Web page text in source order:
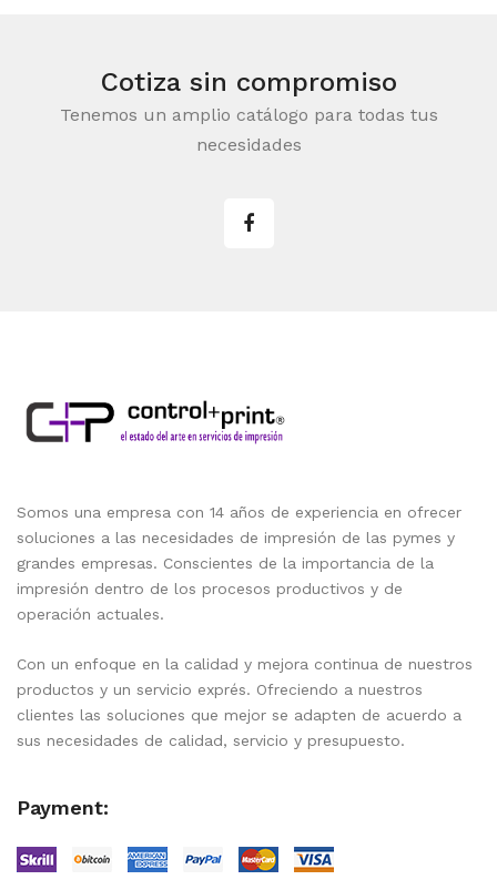
Cotiza sin compromiso
Tenemos un amplio catálogo para todas tus
necesidades
Somos una empresa con 14 años de experiencia en ofrecer
soluciones a las necesidades de impresión de las pymes y
grandes empresas. Conscientes de la importancia de la
impresión dentro de los procesos productivos y de
operación actuales.
Con un enfoque en la calidad y mejora continua de nuestros
productos y un servicio exprés. Ofreciendo a nuestros
clientes las soluciones que mejor se adapten de acuerdo a
sus necesidades de calidad, servicio y presupuesto.
Payment: